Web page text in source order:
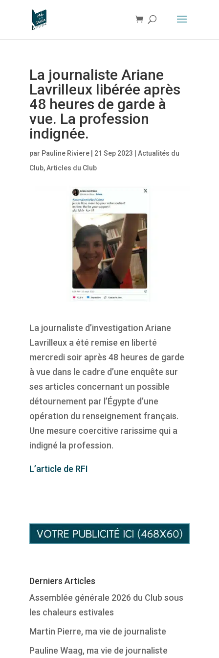
La journaliste Ariane
Lavrilleux libérée après
48 heures de garde à
vue. La profession
indignée.
par Pauline Riviere| 21 Sep 2023
Actualités du
Club,Articles du Club
La journaliste d’investigation Ariane
Lavrilleux a été remise en liberté
mercredi soir après 48 heures de garde
à vue dans le cadre d’une enquête sur
ses articles concernant un possible
détournement par l’Égypte d’une
opération du renseignement français.
Une mesure coercitive rarissime qui a
indigné la profession.
L’article de RFI
Derniers Articles
Assemblée générale 2026 du Club sous
les chaleurs estivales
Martin Pierre, ma vie de journaliste
Pauline Waag, ma vie de journaliste